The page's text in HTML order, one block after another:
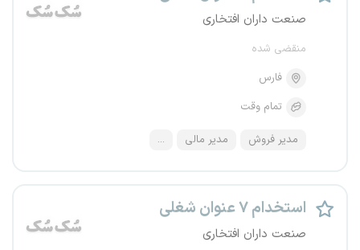
صنعت داران افتخاری
منقضی شده
فارس
تمام وقت
مدیر فروش مدیر مالی ...
استخدام ۷ عنوان شغلی
صنعت داران افتخاری